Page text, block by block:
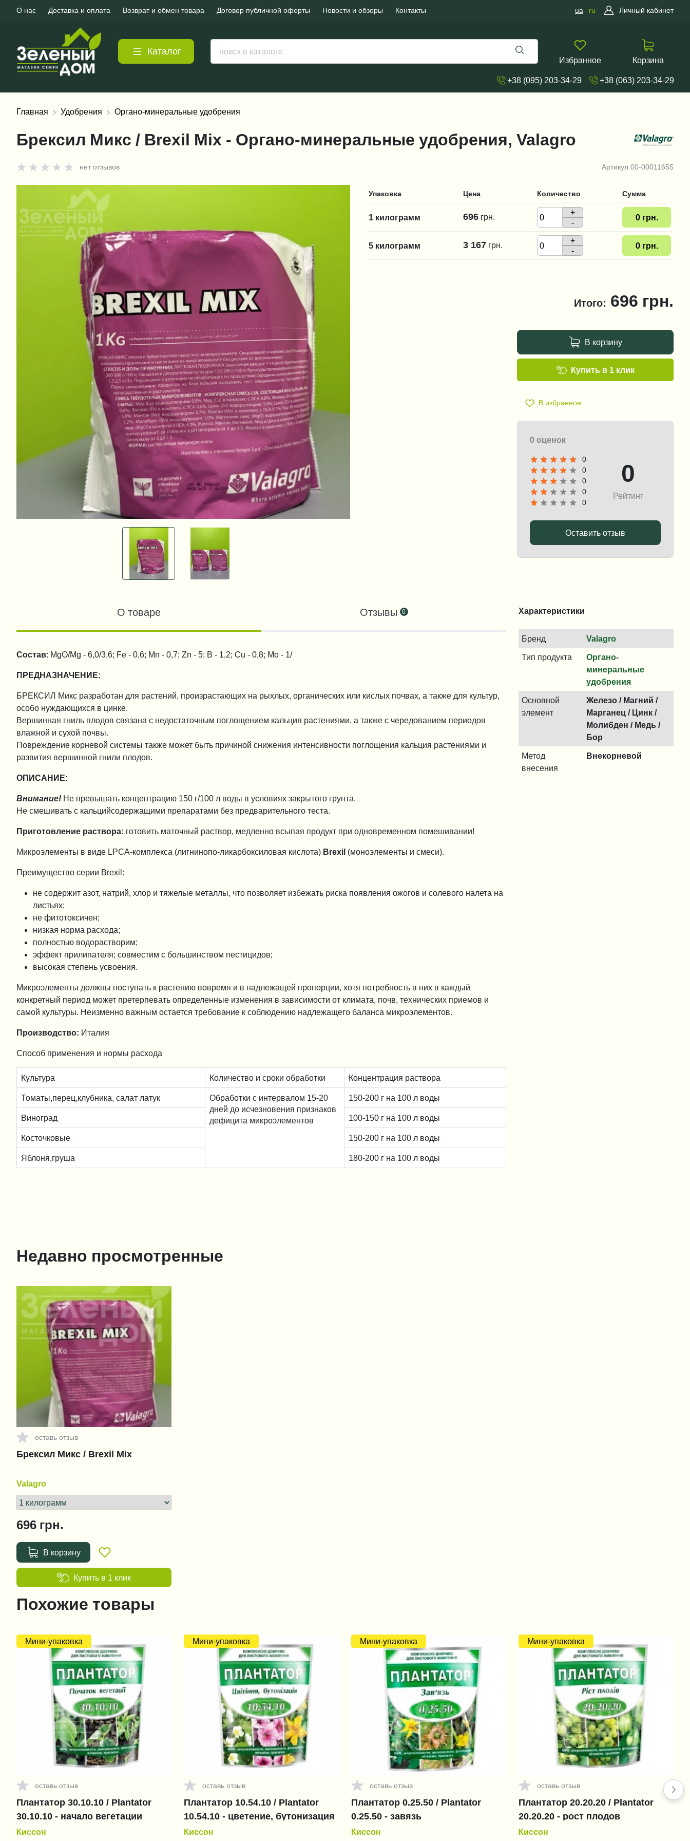
О нас Доставка и оплата Возврат и обмен товара Договор публичной оферты Новости и обзоры Контакты ua ru Личный кабинет
Каталог
Избранное Корзина
+38 (095) 203-34-29 +38 (063) 203-34-29
Главная Удобрения Органо-минеральные удобрения
Артикул 00-00011655
Брексил Микс / Brexil Mix - Органо-минеральные удобрения, Valagro
нет отзывов
Упаковка Цена Количество Сумма
1 килограмм 696 грн.
+
-
0 грн.
5 килограмм 3 167 грн.
+
-
0 грн.
Итого: 696 грн.
В корзину
В избранное
Купить в 1 клик
0 оценок
0
0
0
0
0
0
Рейтинг
Оставить отзыв
Характеристики
Бренд Valagro
Тип продукта
Органо-
минеральные
удобрения
Основной
элемент
Железо / Магний /
Марганец / Цинк /
Молибден / Медь /
Бор
Метод
внесения
Внекорневой
О товаре Отзывы 0
Состав: MgO/Mg - 6,0/3,6; Fe - 0,6; Mn - 0,7; Zn - 5; B - 1,2; Cu - 0,8; Mo - 1/
ПРЕДНАЗНАЧЕНИЕ:
БРЕКСИЛ Микс разработан для растений, произрастающих на рыхлых, органических или кислых почвах, а также для культур,
особо нуждающихся в цинке.
Вершинная гниль плодов связана с недостаточным поглощением кальция растениями, а также с чередованием периодов
влажной и сухой почвы.
Повреждение корневой системы также может быть причиной снижения интенсивности поглощения кальция растениями и
развития вершинной гнили плодов.
ОПИСАНИЕ:
Внимание! Не превышать концентрацию 150 г/100 л воды в условиях закрытого грунта.
Не смешивать с кальцийсодержащими препаратами без предварительного теста.
Приготовление раствора: готовить маточный раствор, медленно всыпая продукт при одновременном помешивании!
Микроэлементы в виде LPCA-комплекса (лигнинопо-ликарбоксиловая кислота) Brexil (моноэлементы и смеси).
Преимущество серии Brexil:
не содержит азот, натрий, хлор и тяжелые металлы, что позволяет избежать риска появления ожогов и солевого налета на
листьях;
не фитотоксичен;
низкая норма расхода;
полностью водорастворим;
эффект прилипателя; совместим с большинством пестицидов;
высокая степень усвоения.
Микроэлементы должны поступать к растению вовремя и в надлежащей пропорции, хотя потребность в них в каждый
конкретный период может претерпевать определенные изменения в зависимости от климата, почв, технических приемов и
самой культуры. Неизменно важным остается требование к соблюдению надлежащего баланса микроэлементов.
Производство: Италия
Способ применения и нормы расхода
Культура Количество и сроки обработки Концентрация раствора
Томаты,перец,клубника, салат латук
Обработки с интервалом 15-20
дней до исчезновения признаков
дефицита микроэлементов
150-200 г на 100 л воды
Виноград 100-150 г на 100 л воды
Косточковые 150-200 г на 100 л воды
Яблоня,груша 180-200 г на 100 л воды
Недавно просмотренные
оставь отзыв
Брексил Микс / Brexil Mix
Valagro
696 грн.
В корзину
Купить в 1 клик
Похожие товары
Мини-упаковка
оставь отзыв
Плантатор 30.10.10 / Plantator
30.10.10 - начало вегетации
Киссон
Мини-упаковка
оставь отзыв
Плантатор 10.54.10 / Plantator
10.54.10 - цветение, бутонизация
Киссон
Мини-упаковка
оставь отзыв
Плантатор 0.25.50 / Plantator
0.25.50 - завязь
Киссон
Мини-упаковка
оставь отзыв
Плантатор 20.20.20 / Plantator
20.20.20 - рост плодов
Киссон